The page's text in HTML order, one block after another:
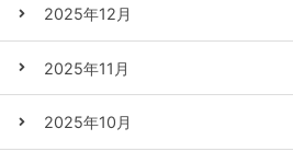
2025年12月
2025年11月
2025年10月